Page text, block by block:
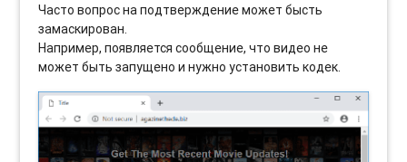
Часто вопрос на подтверждение может бысть
замаскирован.
Например, появляется сообщение, что видео не
может быть запущено и нужно установить кодек.